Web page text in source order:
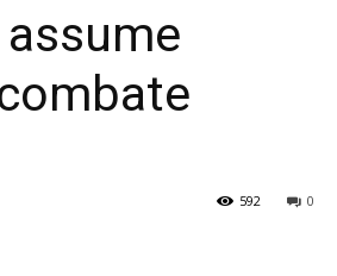
0
592